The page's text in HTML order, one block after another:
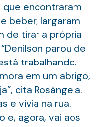
que encontraram
beber, largaram
de tirar a própria
parou de
trabalhando.
em um abrigo,
cita Rosângela.
e vivia na rua.
e, agora, vai aos